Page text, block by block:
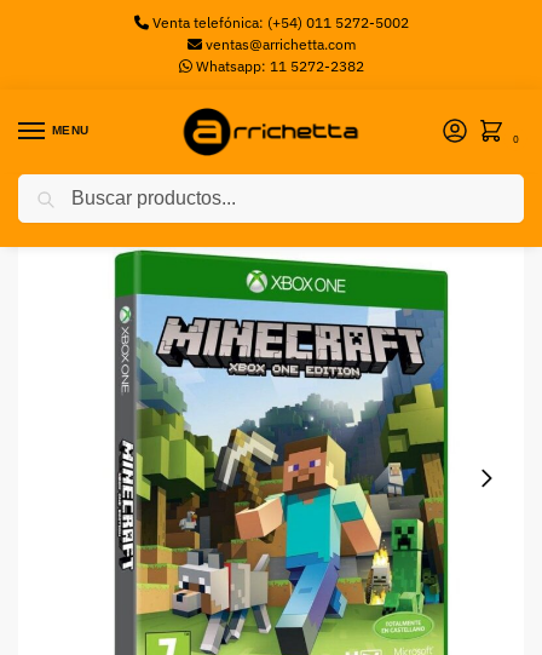
Venta telefónica: (+54) 011 5272-5002
ventas@arrichetta.com
Whatsapp: 11 5272-2382
MENU
0
Inicio XBOX / Minecraft Microsoft Xbox One